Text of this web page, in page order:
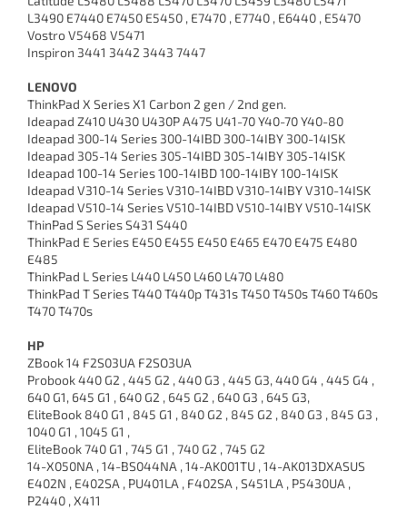
L3490 E7440 E7450 E5450 , E7470 , E7740 , E6440 , E5470
Vostro V5468 V5471
Inspiron 3441 3442 3443 7447
LENOVO
ThinkPad X Series X1 Carbon 2 gen / 2nd gen.
Ideapad Z410 U430 U430P A475 U41-70 Y40-70 Y40-80
Ideapad 300-14 Series 300-14IBD 300-14IBY 300-14ISK
Ideapad 305-14 Series 305-14IBD 305-14IBY 305-14ISK
Ideapad 100-14 Series 100-14IBD 100-14IBY 100-14ISK
Ideapad V310-14 Series V310-14IBD V310-14IBY V310-14ISK
Ideapad V510-14 Series V510-14IBD V510-14IBY V510-14ISK
ThinPad S Series S431 S440
ThinkPad E Series E450 E455 E450 E465 E470 E475 E480
E485
ThinkPad L Series L440 L450 L460 L470 L480
ThinkPad T Series T440 T440p T431s T450 T450s T460 T460s
T470 T470s
HP
ZBook 14 F2S03UA F2SO3UA
Probook 440 G2 , 445 G2 , 440 G3 , 445 G3, 440 G4 , 445 G4 ,
640 G1, 645 G1 , 640 G2 , 645 G2 , 640 G3 , 645 G3,
EliteBook 840 G1 , 845 G1 , 840 G2 , 845 G2 , 840 G3 , 845 G3 ,
1040 G1 , 1045 G1 ,
EliteBook 740 G1 , 745 G1 , 740 G2 , 745 G2
14-X050NA , 14-BS044NA , 14-AK001TU , 14-AK013DXASUS
E402N , E402SA , PU401LA , F402SA , S451LA , P5430UA ,
P2440 , X411